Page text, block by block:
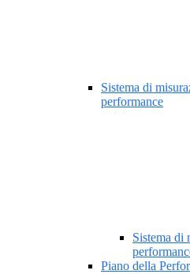
Sistema di
performance
Sistema di
Piano della